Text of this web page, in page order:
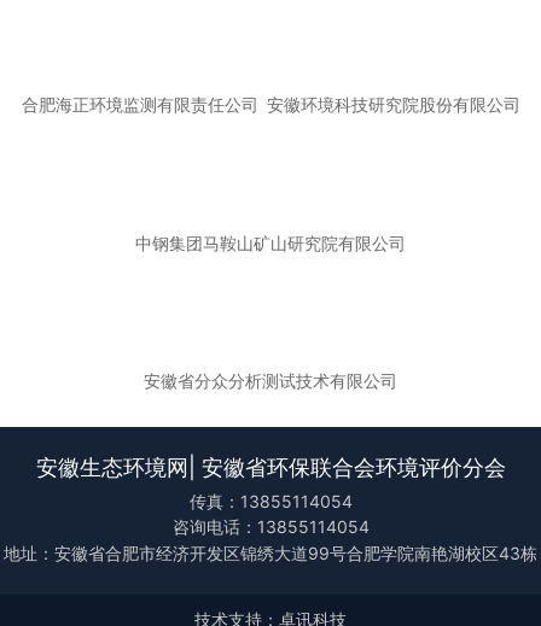
合肥海正环境监测有限责任公司 安徽环境科技研究院股份有限公司
中钢集团马鞍山矿山研究院有限公司
安徽省分众分析测试技术有限公司
安徽生态环境网| 安徽省环保联合会环境评价分会
传真：13855114054
咨询电话：13855114054
地址：安徽省合肥市经济开发区锦绣大道99号合肥学院南艳湖校区43栋
技术支持：卓讯科技